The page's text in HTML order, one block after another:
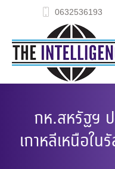
0632536193
กห.สหรัฐฯ
เกาหลีเหนือใ